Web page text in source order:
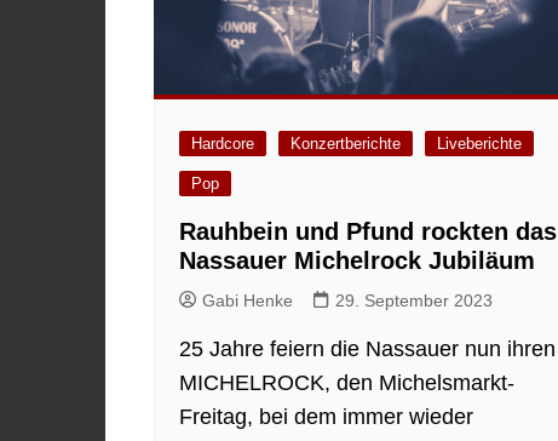
Hardcore Konzertberichte Liveberichte
Pop
Rauhbein und Pfund rockten das
Nassauer Michelrock Jubiläum
Gabi Henke 29. September 2023
25 Jahre feiern die Nassauer nun ihren
MICHELROCK, den Michelsmarkt-
Freitag, bei dem immer wieder